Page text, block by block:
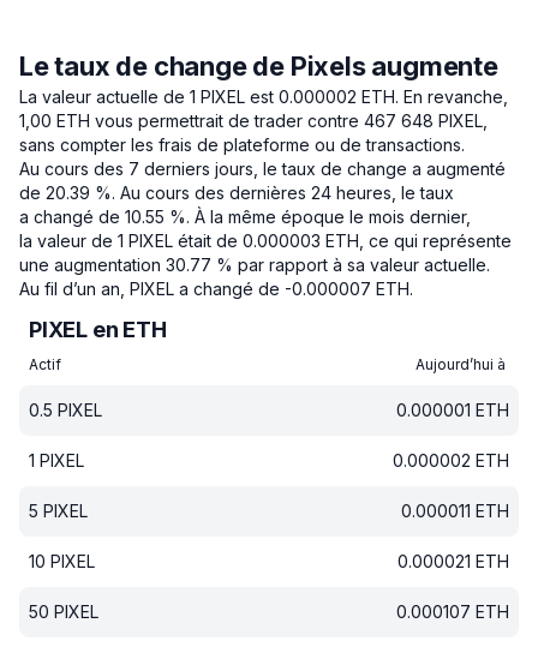
Le taux de change de Pixels augmente
La valeur actuelle de 1 PIXEL est 0.000002 ETH. En revanche,
1,00 ETH vous permettrait de trader contre 467 648 PIXEL,
sans compter les frais de plateforme ou de transactions.
Au cours des 7 derniers jours, le taux de change a augmenté
de 20.39 %. Au cours des dernières 24 heures, le taux
a changé de 10.55 %. À la même époque le mois dernier,
la valeur de 1 PIXEL était de 0.000003 ETH, ce qui représente
une augmentation 30.77 % par rapport à sa valeur actuelle.
Au fil d’un an, PIXEL a changé de -0.000007 ETH.
PIXEL en ETH
Actif Aujourd’hui à
0.5 PIXEL 0.000001 ETH
1 PIXEL 0.000002 ETH
5 PIXEL 0.000011 ETH
10 PIXEL 0.000021 ETH
50 PIXEL 0.000107 ETH